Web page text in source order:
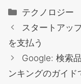
カ
テ
リ
ー
テクノロジー
スタートアッ
を支払う
Google: 検索
ンキングのガイド